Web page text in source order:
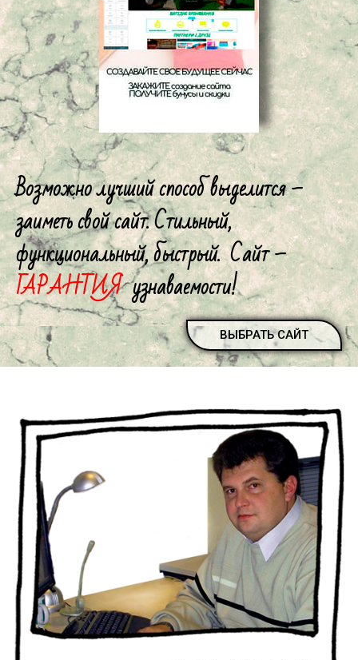
Возможно лучший способ выделится –
заиметь свой сайт. Стильный,
функциональный, быстрый. Сайт –
ГАРАНТИЯузнаваемости!
ВЫБРАТЬ САЙТ